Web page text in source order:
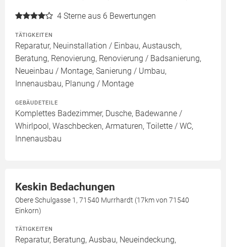
4 Sterne aus 6 Bewertungen
TÄTIGKEITEN
Reparatur, Neuinstallation / Einbau, Austausch,
Beratung, Renovierung, Renovierung / Badsanierung,
Neueinbau / Montage, Sanierung / Umbau,
Innenausbau, Planung / Montage
GEBÄUDETEILE
Komplettes Badezimmer, Dusche, Badewanne /
Whirlpool, Waschbecken, Armaturen, Toilette / WC,
Innenausbau
Keskin Bedachungen
Obere Schulgasse 1, 71540 Murrhardt (17km von 71540
Einkorn)
TÄTIGKEITEN
Reparatur, Beratung, Ausbau, Neueindeckung,